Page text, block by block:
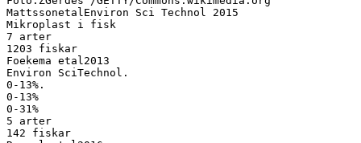
MattssonetalEnviron Sci Technol 2015
Mikroplast i fisk
7 arter
1203 fiskar
Foekema etal2013
Environ SciTechnol.
0-13%.
0-13%
0-31%
5 arter
142 fiskar